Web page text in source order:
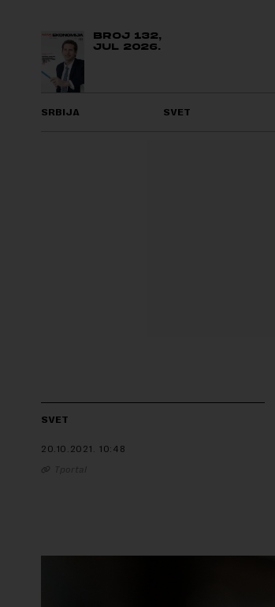
BROJ 132,
JUL 2026.
SRBIJA SVET
SVET
20.10.2021. 10:48
Tportal